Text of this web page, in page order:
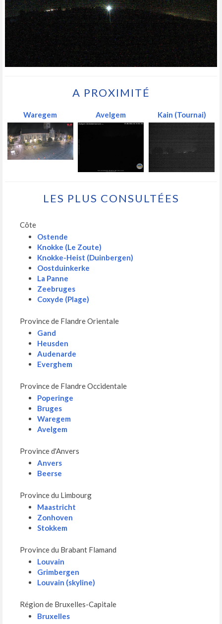
A PROXIMITÉ
Waregem Avelgem Kain (Tournai)
LES PLUS CONSULTÉES
Côte
Ostende
Knokke (Le Zoute)
Knokke-Heist (Duinbergen)
Oostduinkerke
La Panne
Zeebruges
Coxyde (Plage)
Province de Flandre Orientale
Gand
Heusden
Audenarde
Everghem
Province de Flandre Occidentale
Poperinge
Bruges
Waregem
Avelgem
Province d'Anvers
Anvers
Beerse
Province du Limbourg
Maastricht
Zonhoven
Stokkem
Province du Brabant Flamand
Louvain
Grimbergen
Louvain (skyline)
Région de Bruxelles-Capitale
Bruxelles